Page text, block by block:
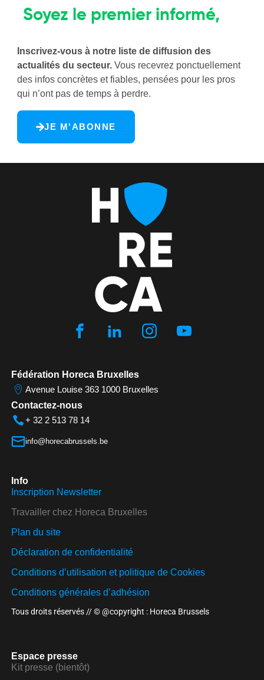
Soyez le premier informé,
Inscrivez-vous à notre liste de diffusion des
actualités du secteur.Vous recevrez ponctuellement
des infos concrètes et fiables, pensées pour les pros
qui n’ont pas de temps à perdre.
JE M'ABONNE
Fédération Horeca Bruxelles
Avenue Louise 363 1000 Bruxelles
Contactez-nous
+ 32 2 513 78 14
info@horecabrussels.be
Espace presse
Kit presse (bientôt)
Info
Inscription Newsletter
Travailler chez Horeca Bruxelles
Plan du site
Déclaration de confidentialité
Conditions d’utilisation et politique de Cookies
Conditions générales d’adhésion
Tous droits réservés // © @copyright : Horeca Brussels